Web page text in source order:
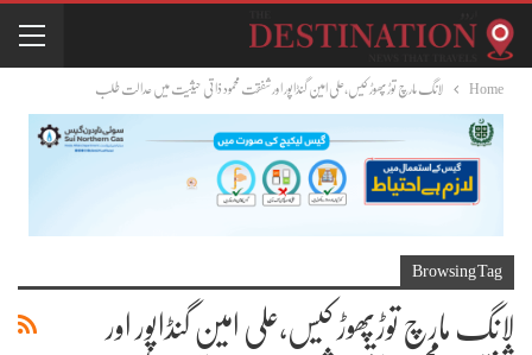
Home لانگ مارچ توڑپھوڑ کیس،علی امین گنڈاپور اور شفقت محمود ذاتی حیثیت میں عدالت طلب
Browsing Tag
لانگ مارچ توڑپھوڑ کیس،علی امین گنڈاپور اور